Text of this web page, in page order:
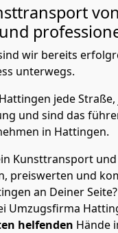
wir bereits
unterwegs.
jede Straße,
und sind das
in Hattingen.
Kunsttransport
preiswerten und
an Deiner
Umzugsfirma
helfenden Hände